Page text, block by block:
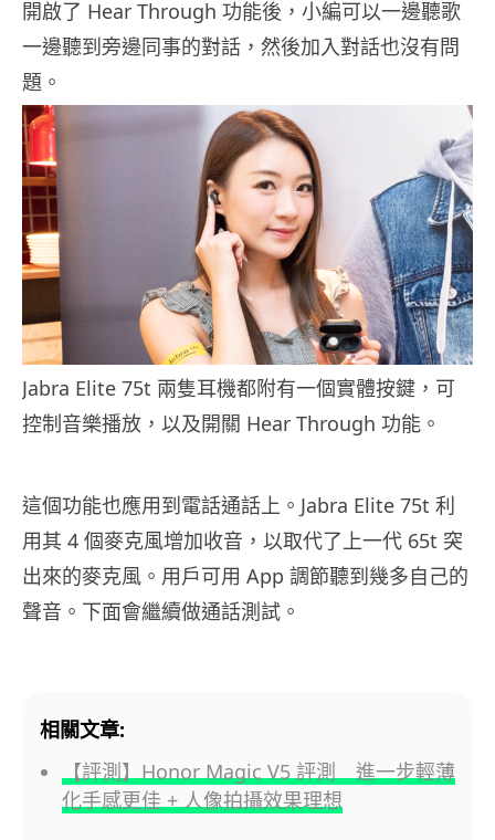
開啟了 Hear Through 功能後，小編可以一邊聽歌
一邊聽到旁邊同事的對話，然後加入對話也沒有問
題。
Jabra Elite 75t 兩隻耳機都附有一個實體按鍵，可
控制音樂播放，以及開關 Hear Through 功能。
這個功能也應用到電話通話上。Jabra Elite 75t 利
用其 4 個麥克風增加收音，以取代了上一代 65t 突
出來的麥克風。用戶可用 App 調節聽到幾多自己的
聲音。下面會繼續做通話測試。
相關文章:
【評測】Honor Magic V5 評測 進一步輕薄
化手感更佳 + 人像拍攝效果理想